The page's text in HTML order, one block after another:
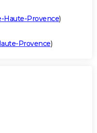
Haute-Provence)
Provence)